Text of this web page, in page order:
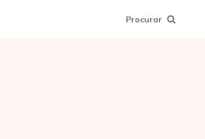
Procurar